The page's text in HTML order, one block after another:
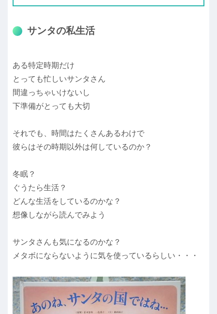
サンタの私生活
ある特定時期だけ
とっても忙しいサンタさん
間違っちゃいけないし
下準備がとっても大切
それでも、時間はたくさんあるわけで
彼らはその時期以外は何しているのか？
冬眠？
ぐうたら生活？
どんな生活をしているのかな？
想像しながら読んでみよう
サンタさんも気になるのかな？
メタボにならないように気を使っているらしい・・・